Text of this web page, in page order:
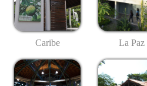
Caribe La Paz